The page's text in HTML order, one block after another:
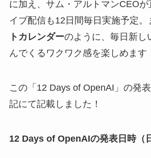
に加え、サム・アルトマンCEOが
イブ配信も12日間毎日実施予定。
トカレンダーのように、毎日新し
んでくるワクワク感を楽しめます
この「12 Days of OpenAI」の発
記にて記載しました！
12 Days of OpenAIの発表日時（